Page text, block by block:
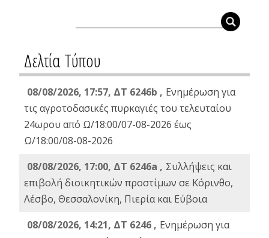
Δελτία Τύπου
08/08/2026, 17:57, ΔΤ 6246b , Ενημέρωση για
τις αγροτοδασικές πυρκαγιές του τελευταίου
24ωρου από Ω/18:00/07-08-2026 έως
Ω/18:00/08-08-2026
08/08/2026, 17:00, ΔΤ 6246a , Συλλήψεις και
επιβολή διοικητικών προστίμων σε Κόρινθο,
Λέσβο, Θεσσαλονίκη, Πιερία και Εύβοια
08/08/2026, 14:21, ΔΤ 6246 , Ενημέρωση για